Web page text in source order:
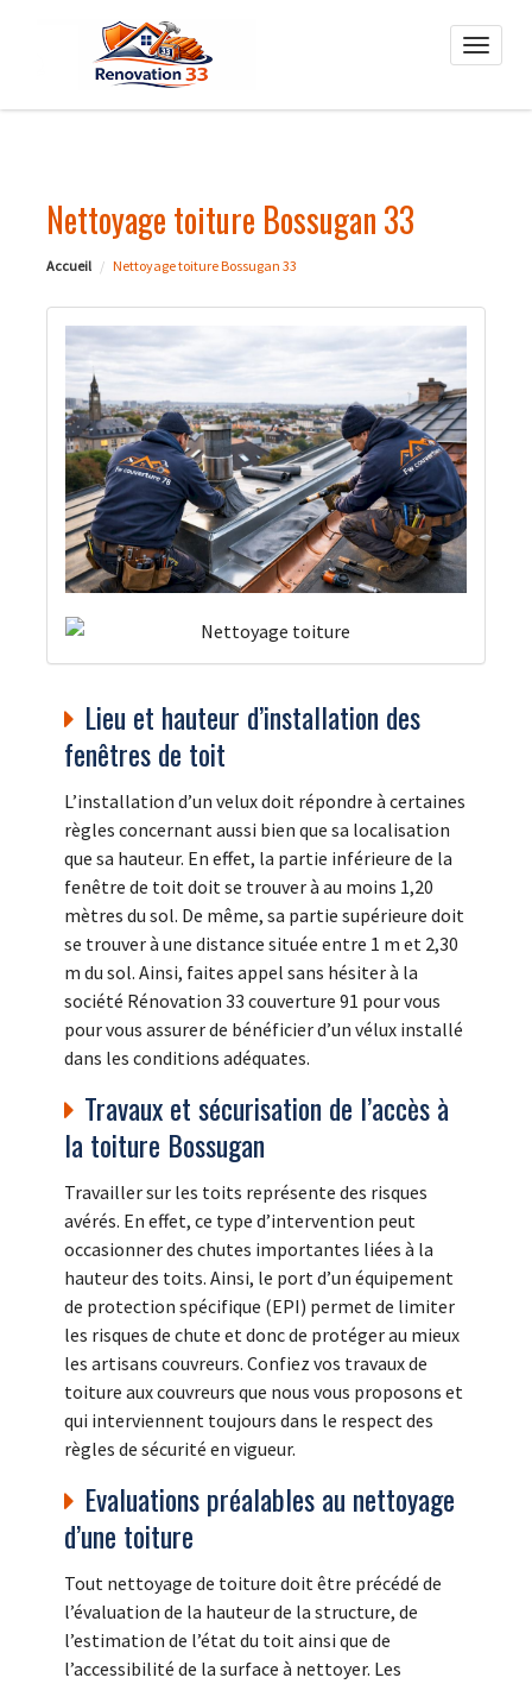
Toggle
Nettoyage toiture Bossugan 33
Accueil Nettoyage toiture Bossugan 33
Lieu et hauteur d’installation des
fenêtres de toit
L’installation d’un velux doit répondre à certaines
règles concernant aussi bien que sa localisation
que sa hauteur. En effet, la partie inférieure de la
fenêtre de toit doit se trouver à au moins 1,20
mètres du sol. De même, sa partie supérieure doit
se trouver à une distance située entre 1 m et 2,30
m du sol. Ainsi, faites appel sans hésiter à la
société Rénovation 33 couverture 91 pour vous
pour vous assurer de bénéficier d’un vélux installé
dans les conditions adéquates.
Travaux et sécurisation de l’accès à
la toiture Bossugan
Travailler sur les toits représente des risques
avérés. En effet, ce type d’intervention peut
occasionner des chutes importantes liées à la
hauteur des toits. Ainsi, le port d’un équipement
de protection spécifique (EPI) permet de limiter
les risques de chute et donc de protéger au mieux
les artisans couvreurs. Confiez vos travaux de
toiture aux couvreurs que nous vous proposons et
qui interviennent toujours dans le respect des
règles de sécurité en vigueur.
Evaluations préalables au nettoyage
d’une toiture
Tout nettoyage de toiture doit être précédé de
l’évaluation de la hauteur de la structure, de
l’estimation de l’état du toit ainsi que de
l’accessibilité de la surface à nettoyer. Les